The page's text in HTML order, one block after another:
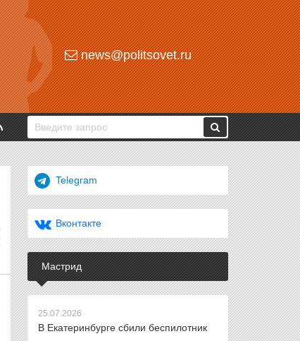
news@politsovet.ru
Telegram
Вконтакте
Мастрид
25.07.2026
В Екатеринбурге сбили беспилотник